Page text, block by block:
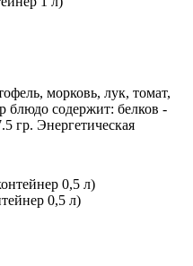
морковь, лук, томат,
блюдо содержит: белков -
гр. Энергетическая
0,5 л)